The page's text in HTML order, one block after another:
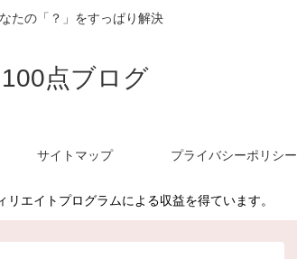
たの「？」をすっぱり解決
100点ブログ
サイトマップ プライバシーポリシー
リエイトプログラムによる収益を得ています。